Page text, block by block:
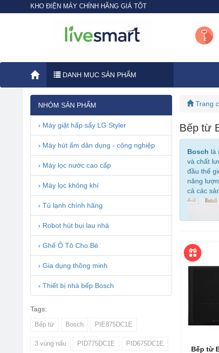
KHO ĐIỆN MÁY CHÍNH HÃNG GIÁ TỐT
DANH MỤC SẢN PHẨM
Trang
Bếp từ
Bosch là
và chất
đầu thế
năng
cả các
Bếp từ
NHÓM SẢN PHẨM
› Máy giặt hấp sấy LG Styler
› Máy hút ẩm dân dụng - công nghiệp
› Máy lọc nước cao cấp
› Máy lọc không khí
› Tủ lạnh chính hãng
› Robot hút bụi lau nhà
› Ghế Ô Tô Cho Bé
› Gia dụng thông minh
› Thiết bị nhà bếp Bosch
Tags:
Bếp từ Bosch PIE875DC1E
3 vùng nấu PID775DC1E PID675DC1E